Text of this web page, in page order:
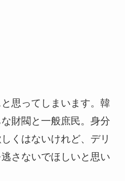
思ってしまいます。韓
財閥と一般庶民。身分
くはないけれど、デリ
さないでほしいと思い